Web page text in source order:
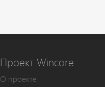
Проект Wincore
О проекте